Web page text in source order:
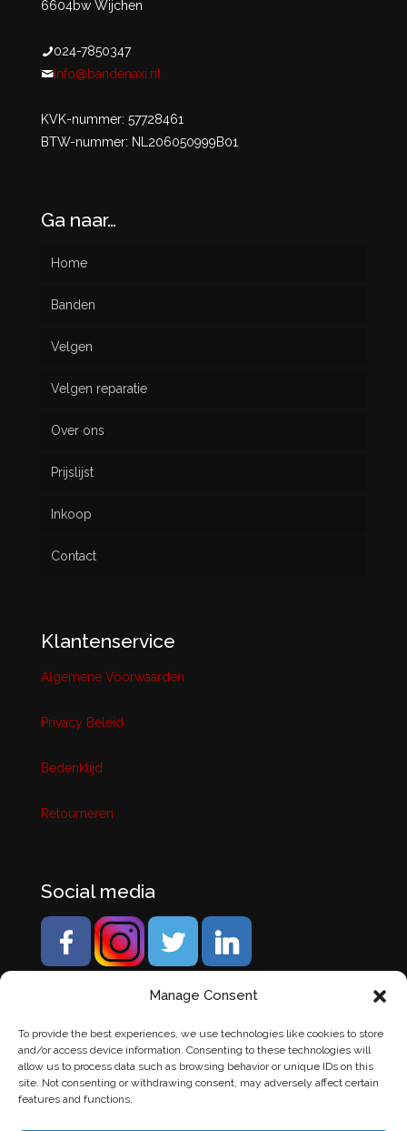
Manage Consent
To provide the best experiences, we use technologies like cookies to store
and/or access device information. Consenting to these technologies will
allow us to process data such as browsing behavior or unique IDs on this
site. Not consenting or withdrawing consent, may adversely affect certain
features and functions.
6604bw Wijchen
024-7850347
info@bandenaxi.nl
KVK-nummer: 57728461
BTW-nummer: NL206050999B01
Ga naar…
Home
Banden
Nieuw
Gebruikt
Velgen
Velgen reparatie
Over ons
Prijslijst
Inkoop
Contact
Klantenservice
Algemene Voorwaarden
Privacy Beleid
Bedenktijd
Retourneren
Social media